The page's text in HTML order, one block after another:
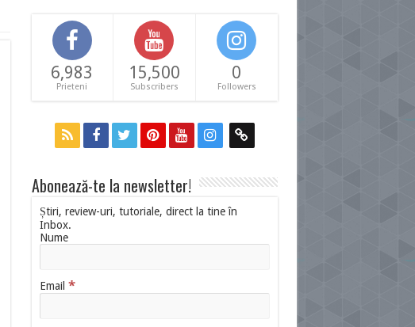
6,983
Prieteni
15,500
Subscribers
0
Followers
Abonează-te la newsletter!
Știri, review-uri, tutoriale, direct la tine în
Inbox.
Nume
Email *